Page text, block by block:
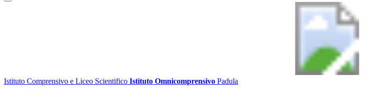
Istituto Comprensivo e Liceo Scientifico Istituto Omnicomprensivo Padula